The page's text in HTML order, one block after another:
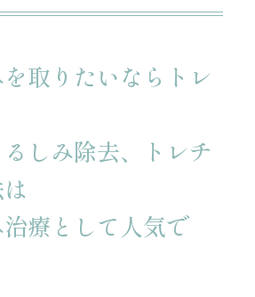
取りたいならトレ
しみ除去、トレチ
療として人気で